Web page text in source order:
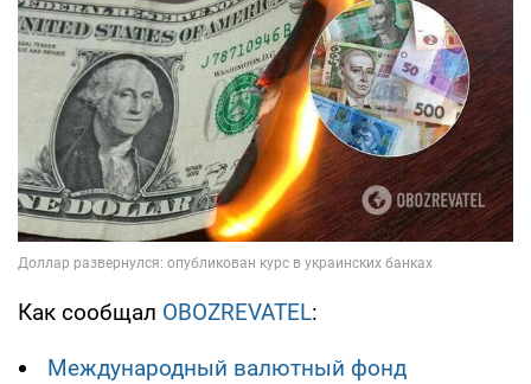
Как сообщал OBOZREVATEL:
Международный валютный фонд